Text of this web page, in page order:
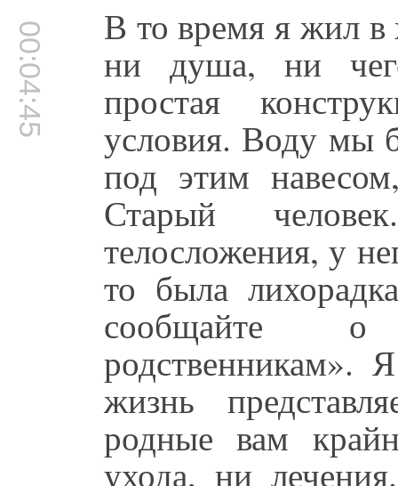
00:04:45 В то время я жил
ни душа, ни
простая
условия. Воду мы
под этим
Старый
телосложения, у
то была
сообщайте
родственникам».
жизнь
родные вам
ухода, ни